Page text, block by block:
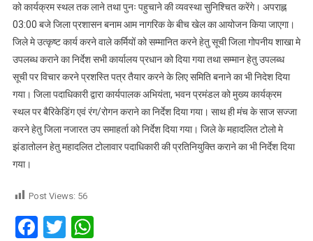
को कार्यक्रम स्थल तक लाने तथा पुनः पहुचाने की व्यवस्था सुनिश्चित करेंगे। अपराह्न
03:00 बजे जिला प्रशासन बनाम आम नागरिक के बीच खेल का आयोजन किया जाएगा।
जिले मे उत्कृष्ट कार्य करने वाले कर्मियों को सम्मानित करने हेतु सूची जिला गोपनीय शाखा मे
उपलब्ध कराने का निर्देश सभी कार्यालय प्रधान को दिया गया तथा सम्मान हेतु उपलब्ध
सूची पर विचार करने प्रशस्ति पत्र तैयार करने के लिए समिति बनाने का भी निदेश दिया
गया। जिला पदाधिकारी द्वारा कार्यपालक अभियंता, भवन प्रमंडल को मुख्य कार्यक्रम
स्थल पर बैरिकेडिंग एवं रंग/रोगन कराने का निर्देश दिया गया। साथ ही मंच के साज सज्जा
करने हेतु जिला नजारत उप समाहर्ता को निर्देश दिया गया। जिले के महादलित टोलो मे
झंडातोलन हेतु महादलित टोलावार पदाधिकारी की प्रतिनियुक्ति कराने का भी निर्देश दिया
गया।
Post Views: 56
Facebook
TwitterWhatsApp